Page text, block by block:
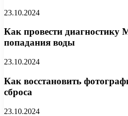
23.10.2024
Как провести диагностику
попадания воды
23.10.2024
Как восстановить
сброса
23.10.2024